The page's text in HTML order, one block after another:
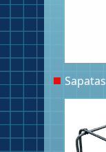
Sapatas